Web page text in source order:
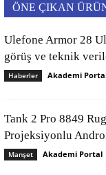
ÖNE ÇIKAN
Ulefone Armor 28
görüş ve teknik
Haberler Akademi
Tank 2 Pro 8849
Projeksiyonlu
Manşet Akademi Portal